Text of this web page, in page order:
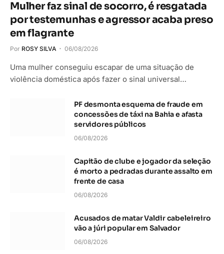
Mulher faz sinal de socorro, é resgatada
por testemunhas e agressor acaba preso
em flagrante
Por ROSY SILVA 06/08/2026
Uma mulher conseguiu escapar de uma situação de
violência doméstica após fazer o sinal universal…
PF desmonta esquema de fraude em
concessões de táxi na Bahia e afasta
servidores públicos
06/08/2026
Capitão de clube e jogador da seleção
é morto a pedradas durante assalto em
frente de casa
06/08/2026
Acusados de matar Valdir cabeleireiro
vão a júri popular em Salvador
06/08/2026